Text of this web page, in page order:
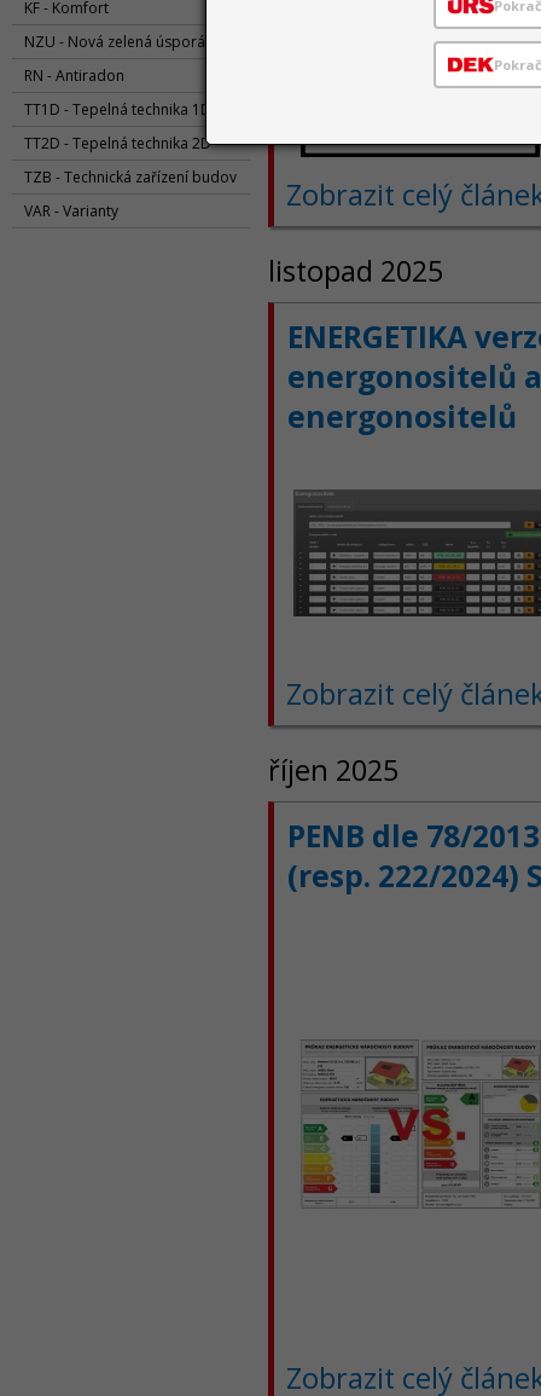
KF - Komfort
NZU - Nová zelená úsporám
RN - Antiradon
TT1D - Tepelná technika 1D
TT2D - Tepelná technika 2D
TZB - Technická zařízení budov
VAR - Varianty
Zobrazit celý
listopad 2025
ENERGETIKA
energonositelů
energonositelů
Zobrazit celý
říjen 2025
PENB dle 78/
(resp. 222/2024)
Zobrazit celý